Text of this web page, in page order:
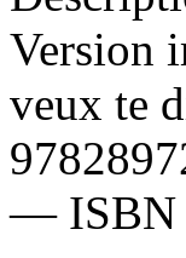
Version
veux te
— ISBN